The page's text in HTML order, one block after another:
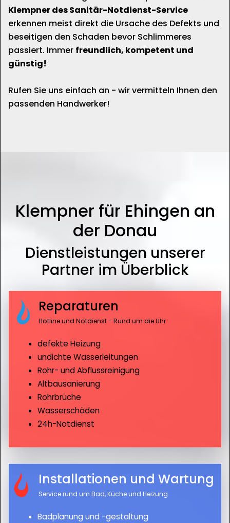
Klempner des Sanitär-Notdienst-Service
erkennen meist direkt die Ursache des Defekts und
beseitigen den Schaden bevor Schlimmeres
passiert. Immer freundlich, kompetent und
günstig!
Rufen Sie uns einfach an - wir vermitteln Ihnen den
passenden Handwerker!
Klempner für Ehingen an
der Donau
Dienstleistungen unserer
Partner im Überblick
Reparaturen
Hotline und Notdienst - Rund um die Uhr
defekte Heizung
undichte Wasserleitungen
Rohr- und Abflussreinigung
Altbausanierung
Rohrbrüche
Wasserschäden
24h-Notdienst
Installationen und Wartung
Service rund um Bad, Küche und Heizung
Badplanung und -gestaltung